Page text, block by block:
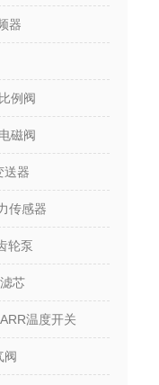
器
例阀
磁阀
送器
传感器
轮泵
芯
温度开关
阀